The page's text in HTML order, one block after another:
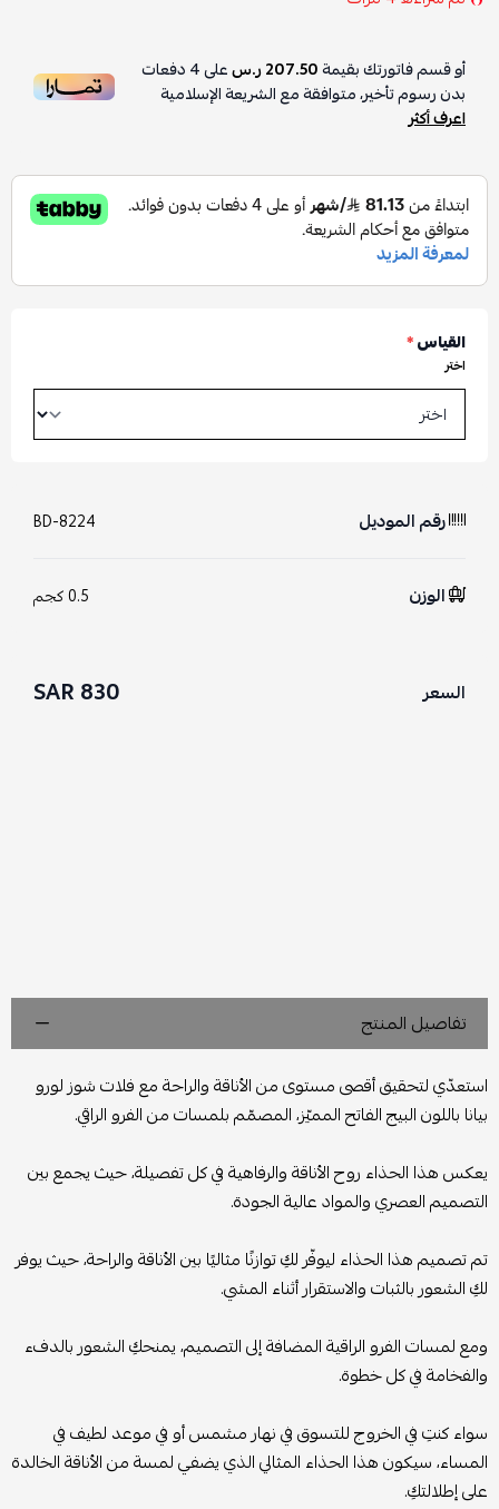
أو قسم فاتورتك بقيمة207.50 ر.س على4دفعات
بدون رسوم تأخير، متوافقة مع الشريعة الإسلامية
اعرف أكثر
القياس*
اختر
رقم الموديل BD-8224
الوزن 0.5 كجم
السعر 830 SAR
تفاصيل المنتج
استعدّي لتحقيق أقصى مستوى من الأناقة والراحة مع فلات شوز لورو
بيانا باللون البيج الفاتح المميّز، المصمّم بلمسات من الفرو الراقي.
يعكس هذا الحذاء روح الأناقة والرفاهية في كل تفصيلة، حيث يجمع بين
التصميم العصري والمواد عالية الجودة.
تم تصميم هذا الحذاء ليوفّر لكِ توازنًا مثاليًا بين الأناقة والراحة، حيث يوفر
لكِ الشعور بالثبات والاستقرار أثناء المشي.
ومع لمسات الفرو الراقية المضافة إلى التصميم، يمنحكِ الشعور بالدفء
والفخامة في كل خطوة.
سواء كنتِ في الخروج للتسوق في نهار مشمس أو في موعد لطيف في
المساء، سيكون هذا الحذاء المثالي الذي يضفي لمسة من الأناقة الخالدة
على إطلالتكِ.